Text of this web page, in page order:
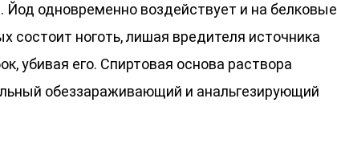
Йод одновременно воздействует и на белковые
состоит ноготь, лишая вредителя источника
убивая его. Спиртовая основа раствора
обеззараживающий и анальгезирующий